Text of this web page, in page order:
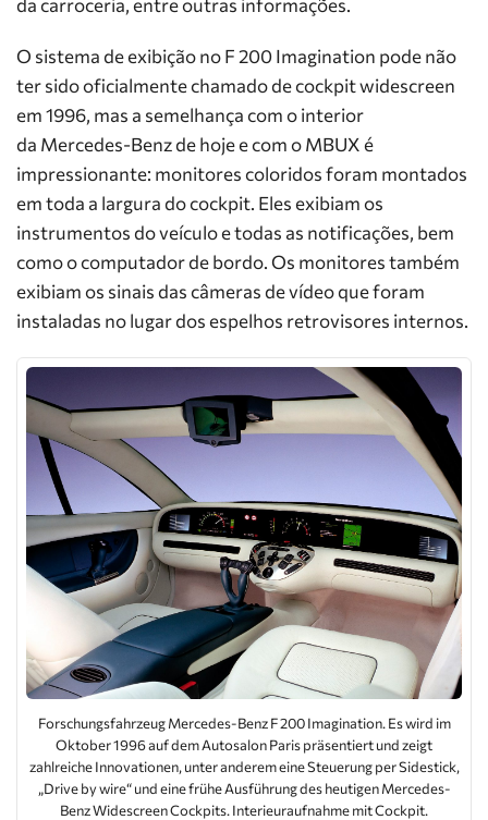
O sistema de exibição no F 200 Imagination pode não
ter sido oficialmente chamado de cockpit widescreen
em 1996, mas a semelhança com o interior
da Mercedes-Benz de hoje e com o MBUX é
impressionante: monitores coloridos foram montados
em toda a largura do cockpit. Eles exibiam os
instrumentos do veículo e todas as notificações, bem
como o computador de bordo. Os monitores também
exibiam os sinais das câmeras de vídeo que foram
instaladas no lugar dos espelhos retrovisores internos.
Forschungsfahrzeug Mercedes-Benz F 200 Imagination. Es wird im
Oktober 1996 auf dem Autosalon Paris präsentiert und zeigt
zahlreiche Innovationen, unter anderem eine Steuerung per Sidestick,
„Drive by wire“ und eine frühe Ausführung des heutigen Mercedes-
Benz Widescreen Cockpits. Interieuraufnahme mit Cockpit.